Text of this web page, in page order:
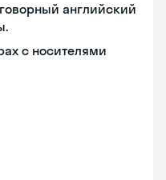
английский
с носителями